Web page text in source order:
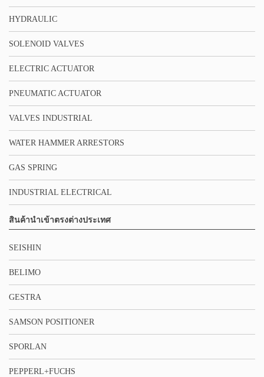
HYDRAULIC
SOLENOID VALVES
ELECTRIC ACTUATOR
PNEUMATIC ACTUATOR
VALVES INDUSTRIAL
WATER HAMMER ARRESTORS
GAS SPRING
INDUSTRIAL ELECTRICAL
สินค้านำเข้าตรงต่างประเทศ
SEISHIN
BELIMO
GESTRA
SAMSON POSITIONER
SPORLAN
PEPPERL+FUCHS